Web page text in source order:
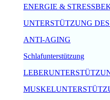
ENERGIE &
UNTERSTÜTZUNG
ANTI-AGING
Schlafunterstützung